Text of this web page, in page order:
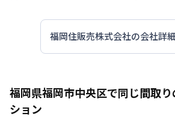
福岡住販売株式会社の会社詳
福岡県福岡市中央区で同じ間取
ション